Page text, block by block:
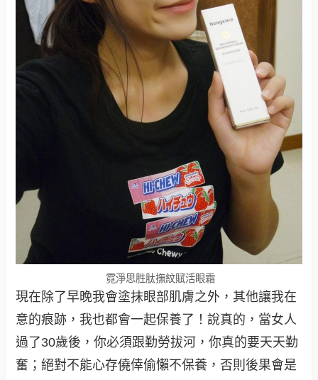
霓淨思胜肽撫紋賦活眼霜
現在除了早晚我會塗抹眼部肌膚之外，其他讓我在
意的痕跡，我也都會一起保養了！說真的，當女人
過了30歲後，你必須跟勤勞拔河，你真的要天天勤
奮；絕對不能心存僥倖偷懶不保養，否則後果會是